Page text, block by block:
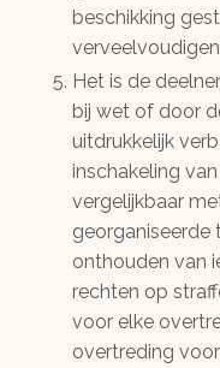
beschikking
Het is de
bij wet of door
uitdrukkelijk
inschakeling
vergelijkbaar
georganiseerde
onthouden van
rechten op
voor elke
overtreding